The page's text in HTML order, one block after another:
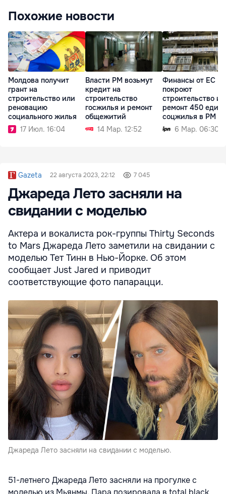
Похожие новости
Молдова получит
грант на
строительство или
реновацию
социального жилья
17 Июл. 16:04
Власти РМ возьмут
кредит на
строительство
госжилья и ремонт
общежитий
14 Мар. 12:52
Финансы от ЕС
покроют
строительство и
ремонт 450
соцжилья в РМ
6 Мар. 06:30
Gazeta 22 августа 2023, 22:12 7 045
Джареда Лето засняли на
свидании с моделью
Актера и вокалиста рок-группы Thirty Seconds
to Mars Джареда Лето заметили на свидании с
моделью Тет Тинн в Нью-Йорке. Об этом
сообщает Just Jared и приводит
соответствующие фото папарацци.
Джареда Лето засняли на свидании с моделью.
51-летнего Джареда Лето засняли на прогулке с